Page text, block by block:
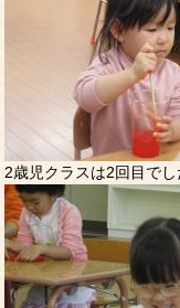
2歳児クラスは2回目で